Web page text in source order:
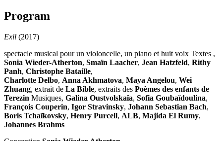
Program
Exil (2017)
spectacle musical pour un violoncelle, un piano et huit voix Textes ,
Sonia Wieder-Atherton, Smaïn Laacher, Jean Hatzfeld, Rithy
Panh, Christophe Bataille,
Charlotte Delbo, Anna Akhmatova, Maya Angelou, Wei
Zhuang, extrait de La Bible, extraits des Poèmes des enfants de
Terezin Musiques, Galina Oustvolskaïa, Sofia Goubaïdoulina,
François Couperin, Igor Stravinsky, Johann Sebastian Bach,
Boris Tchaïkovsky, Henry Purcell, ALB, Majida El Rumy,
Johannes Brahms